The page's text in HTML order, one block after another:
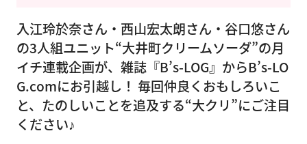
入江玲於奈さん・西山宏太朗さん・谷口悠さん
の3人組ユニット“大井町クリームソーダ”の月
イチ連載企画が、雑誌『B’s-LOG』からB’s-LO
G.comにお引越し！ 毎回仲良くおもしろいこ
と、たのしいことを追及する“大クリ”にご注目
ください♪